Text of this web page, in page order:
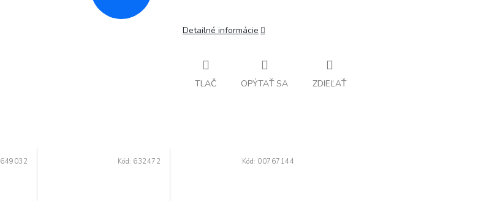
Detailné informácie
TLAČ OPÝTAŤ SA ZDIEĽAŤ
649032 Kód: 632472 Kód: 00767144